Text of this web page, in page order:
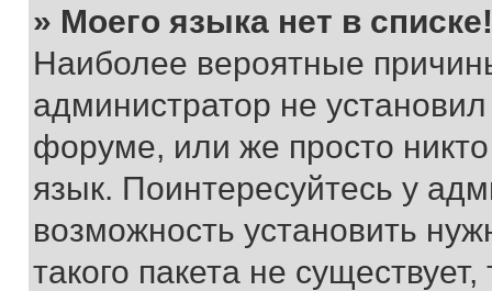
» Моего языка нет в списке!
Наиболее вероятные
администратор не
форуме, или же просто
язык. Поинтересуйтесь у
возможность установить
такого пакета не